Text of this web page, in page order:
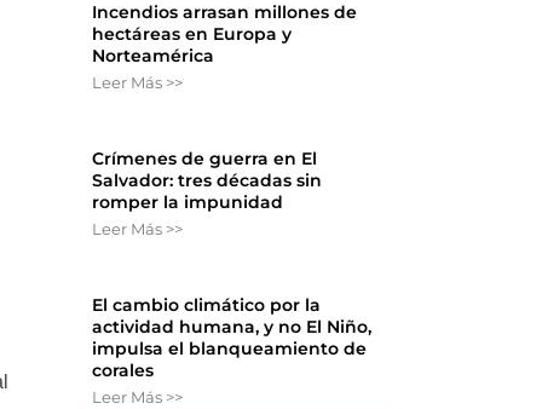
Incendios arrasan millones de
hectáreas en Europa y
Norteamérica
Leer Más >>
Crímenes de guerra en El
Salvador: tres décadas sin
romper la impunidad
Leer Más >>
El cambio climático por la
actividad humana, y no El Niño,
impulsa el blanqueamiento de
corales
Leer Más >>